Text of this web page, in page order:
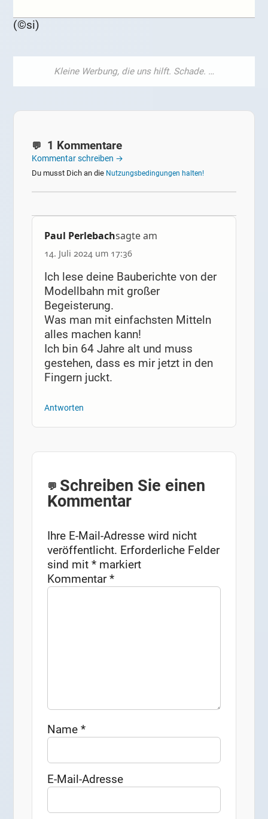
(©si)
1 Kommentare
Kommentar schreiben →
Du musst Dich an die Nutzungsbedingungen halten!
Paul Perlebachsagte am
14. Juli 2024 um 17:36
Ich lese deine Bauberichte von der
Modellbahn mit großer
Begeisterung.
Was man mit einfachsten Mitteln
alles machen kann!
Ich bin 64 Jahre alt und muss
gestehen, dass es mir jetzt in den
Fingern juckt.
Antworten
Schreiben Sie einen
Kommentar
Ihre E-Mail-Adresse wird nicht
veröffentlicht. Erforderliche Felder
sind mit* markiert
Kommentar*
Name*
E-Mail-Adresse